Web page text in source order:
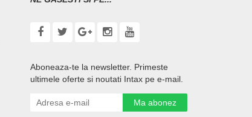
Aboneaza-te la newsletter. Primeste
ultimele oferte si noutati Intax pe e-mail.
Ma abonez